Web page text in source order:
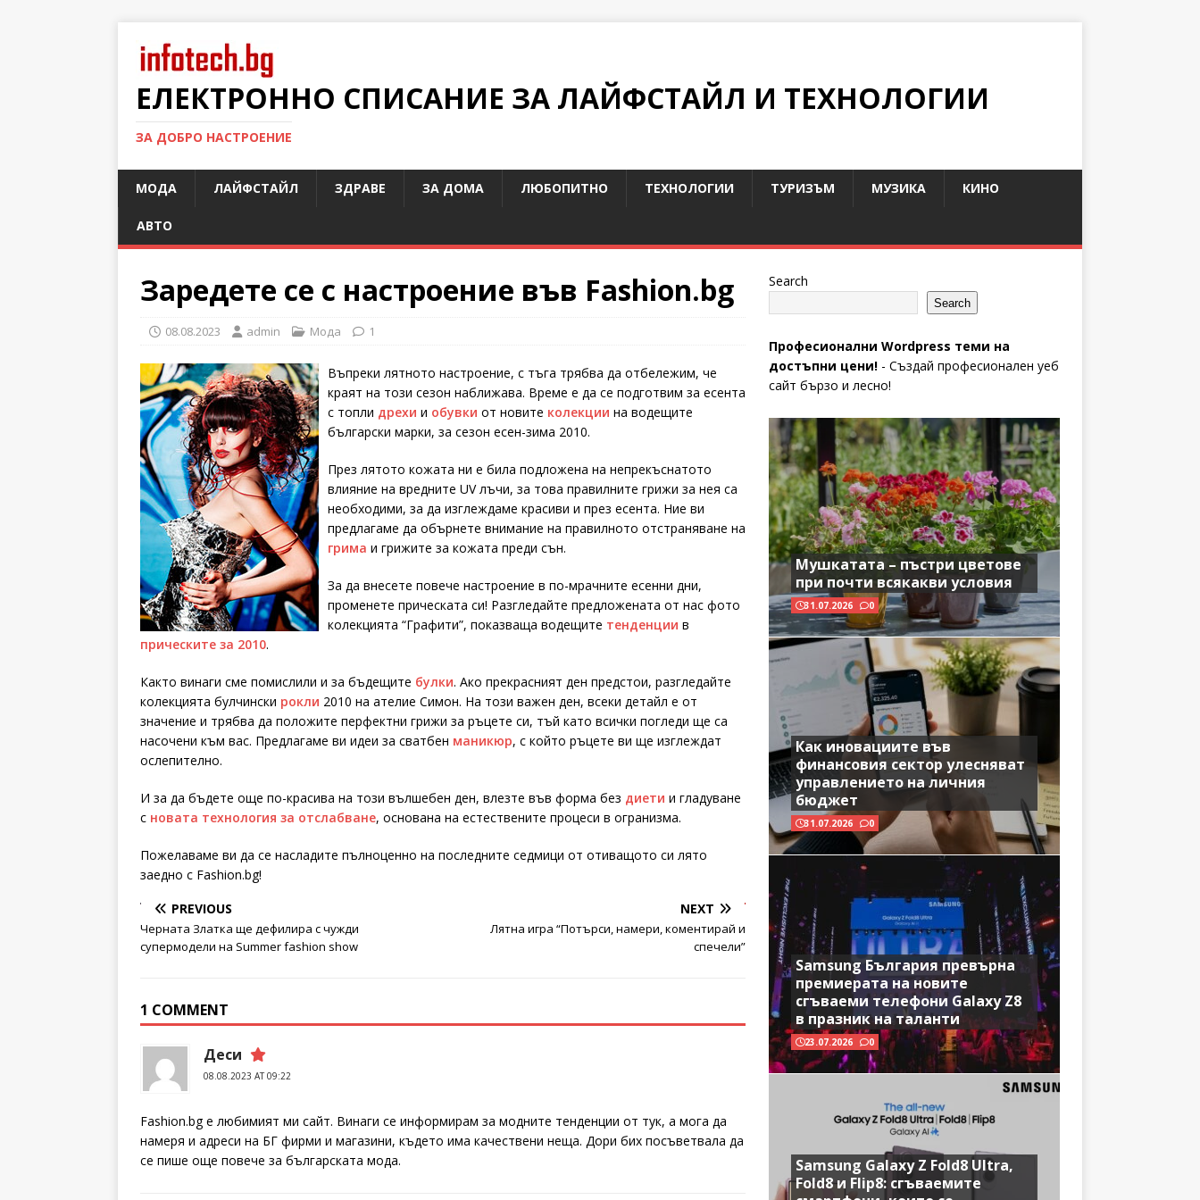
ЕЛЕКТРОННО СПИСАНИЕ ЗА ЛАЙФСТАЙЛ И ТЕХНОЛОГИИ
ЗА ДОБРО НАСТРОЕНИЕ
МОДА ЛАЙФСТАЙЛ ЗДРАВЕ ЗА ДОМА ЛЮБОПИТНО ТЕХНОЛОГИИ ТУРИЗЪМ МУЗИКА КИНО
АВТО
Заредете се с настроение във Fashion.bg
08.08.2023 admin Мода 1
Въпреки лятното настроение, с тъга трябва да отбележим, че
краят на този сезон наближава. Време е да се подготвим за есента
с топли дрехи и обувки от новите колекции на водещите
български марки, за сезон есен-зима 2010.
През лятото кожата ни е била подложена на непрекъснатото
влияние на вредните UV лъчи, за това правилните грижи за нея са
необходими, за да изглеждаме красиви и през есента. Ние ви
предлагаме да обърнете внимание на правилното отстраняване на
грима и грижите за кожата преди сън.
За да внесете повече настроение в по-мрачните есенни дни,
променете прическата си! Разгледайте предложената от нас фото
колекцията “Графити”, показваща водещите тенденции в
прическите за 2010.
Както винаги сме помислили и за бъдещите булки. Ако прекрасният ден предстои, разгледайте
колекцията булчински рокли 2010 на ателие Симон. На този важен ден, всеки детайл е от
значение и трябва да положите перфектни грижи за ръцете си, тъй като всички погледи ще са
насочени към вас. Предлагаме ви идеи за сватбен маникюр, с който ръцете ви ще изглеждат
ослепително.
И за да бъдете още по-красива на този вълшебен ден, влезте във форма без диети и гладуване
с новата технология за отслабване, основана на естествените процеси в огранизма.
Пожелаваме ви да се насладите пълноценно на последните седмици от отиващото си лято
заедно с Fashion.bg!
PREVIOUS
Черната Златка ще дефилира с чужди
супермодели на Summer fashion show
NEXT
Лятна игра “Потърси, намери, коментирай и
спечели”
1 COMMENT
Деси
08.08.2023 AT 09:22
Fashion.bg е любимият ми сайт. Винаги се информирам за модните тенденции от тук, а мога да
намеря и адреси на БГ фирми и магазини, където има качествени неща. Дори бих посъветвала да
се пише още повече за българската мода.
Search
Search
Професионални Wordpress теми на
достъпни цени!- Създай професионален уеб
сайт бързо и лесно!
Мушкатата – пъстри цветове
при почти всякакви условия
31.07.2026 0
Как иновациите във
финансовия сектор улесняват
управлението на личния
бюджет
31.07.2026 0
Samsung България превърна
премиерата на новите
сгъваеми телефони Galaxy Z8
в празник на таланти
23.07.2026 0
Samsung Galaxy Z Fold8 Ultra,
Fold8 и Flip8: сгъваемите